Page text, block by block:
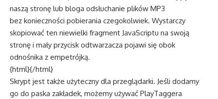
naszą stronę lub bloga odsłuchanie plików MP3
bez konieczności pobierania czegokolwiek. Wystarczy
skopiować ten niewielki fragment JavaScriptu na swoją
stronę i mały przycisk odtwarzacza pojawi się obok
odnośnika z empetrójką.
{html}{/html}
Skrypt jest także użyteczny dla przeglądarki. Jeśli dodamy
go do paska zakładek, możemy używać PlayTaggera